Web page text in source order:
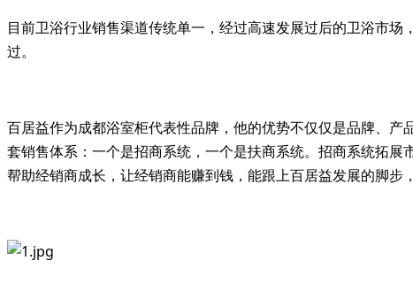
目前卫浴行业销售渠道传统单一，经过高速发展过后的卫浴市
过。
百居益作为成都浴室柜代表性品牌，他的优势不仅仅是品牌、
套销售体系：一个是招商系统，一个是扶商系统。招商系统拓
帮助经销商成长，让经销商能赚到钱，能跟上百居益发展的脚步